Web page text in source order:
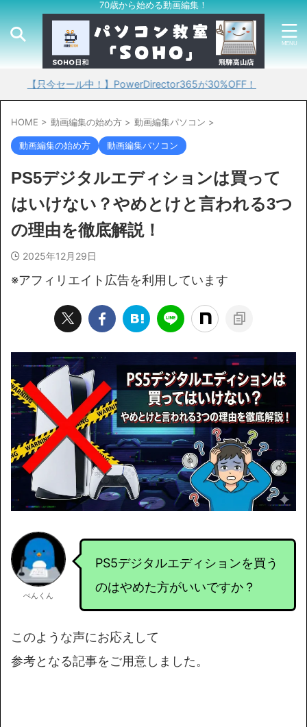
70歳から始める動画編集！
今セール中！】PowerDirector365が30%OFF！
HOME > 動画編集の始め方 > 動画編集パソコン >
動画編集の始め方 動画編集パソコン
PS5デジタルエディションは買って
はいけない？やめとけと言われる3つ
の理由を徹底解説！
2025年12月29日
※アフィリエイト広告を利用しています
ぺんくん
PS5デジタルエディションを買う
のはやめた方がいいですか？
このような声にお応えして
参考となる記事をご用意しました。